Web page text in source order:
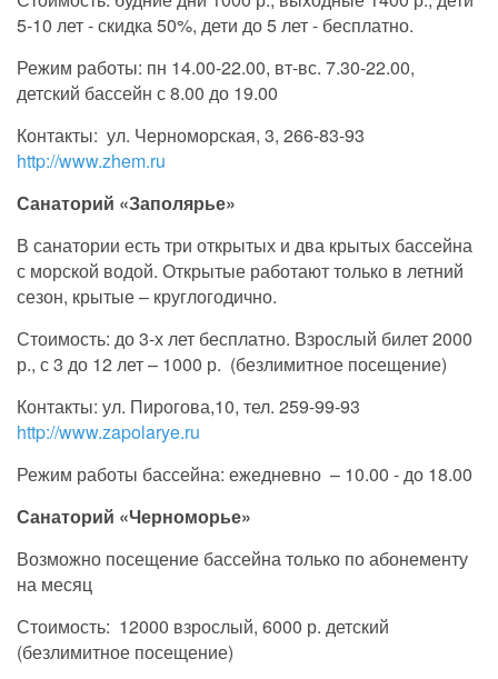
5-10 лет - скидка 50%, дети до 5 лет - бесплатно.
Режим работы: пн 14.00-22.00, вт-вс. 7.30-22.00,
детский бассейн с 8.00 до 19.00
Контакты: ул. Черноморская, 3, 266-83-93
http://www.zhem.ru
Санаторий «Заполярье»
В санатории есть три открытых и два крытых бассейна
с морской водой. Открытые работают только в летний
сезон, крытые – круглогодично.
Стоимость: до 3-х лет бесплатно. Взрослый билет 2000
р., с 3 до 12 лет – 1000 р. (безлимитное посещение)
Контакты: ул. Пирогова,10, тел. 259-99-93
http://www.zapolarye.ru
Режим работы бассейна: ежедневно – 10.00 - до 18.00
Санаторий «Черноморье»
Возможно посещение бассейна только по абонементу
на месяц
Стоимость: 12000 взрослый, 6000 р. детский
(безлимитное посещение)